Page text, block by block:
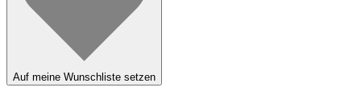
Auf meine Wunschliste setzen